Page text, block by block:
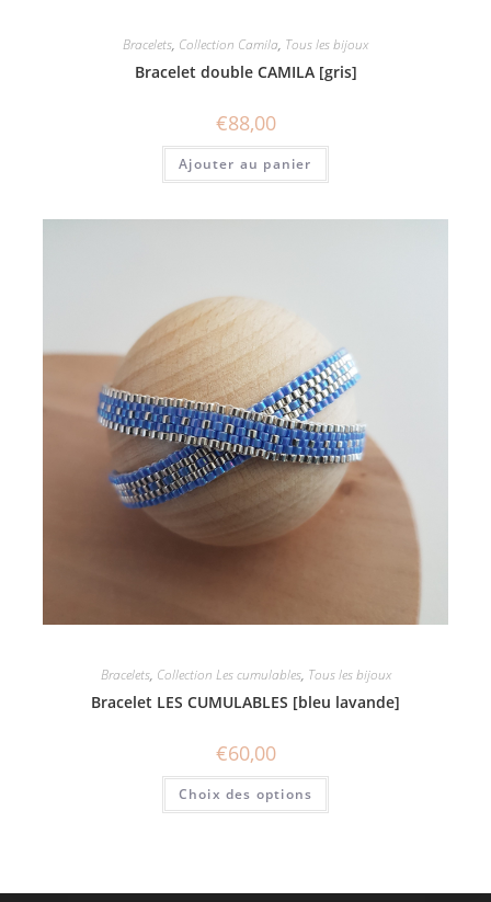
Bracelets, Collection Camila, Tous les bijoux
Bracelet double CAMILA [gris]
€88,00
Ajouter au panier
Bracelets, Collection Les cumulables, Tous les bijoux
Bracelet LES CUMULABLES [bleu lavande]
€60,00
Choix des options
Ce
a
peuvent